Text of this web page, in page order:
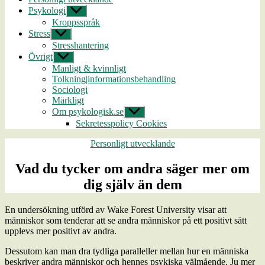
Psykologi Visa
undermeny
Kroppsspråk
Stress Visa
undermeny
Stresshantering
Övrigt Visa
undermeny
Manligt & kvinnligt
Tolkning|informationsbehandling
Sociologi
Märkligt
Om psykologisk.se Visa
undermeny
Sekretesspolicy Cookies
Kategorier
Personligt utvecklande
Vad du tycker om andra säger mer om
dig själv än dem
En undersökning utförd av Wake Forest University visar att
människor som tenderar att se andra människor på ett positivt sätt
upplevs mer positivt av andra.
Dessutom kan man dra tydliga paralleller mellan hur en människa
beskriver andra människor och hennes psykiska välmående. Ju mer